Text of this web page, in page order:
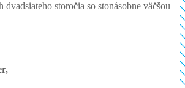
storočia so stonásobne väčšou